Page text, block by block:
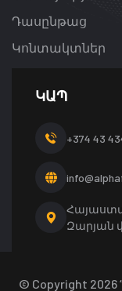
Դասընթաց
Կոնտակտներ
ԿԱՊ
+374 43
Զարյան
© Copyright 2026